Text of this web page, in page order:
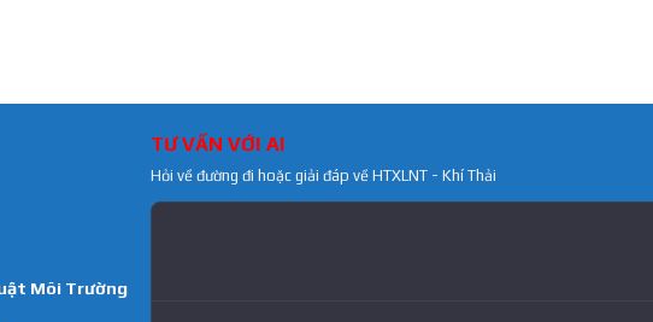
Môi Trường
TƯ VẤN VỚI AI
Hỏi về đường đi hoặc giải đáp về HTXLNT - Khí Thải